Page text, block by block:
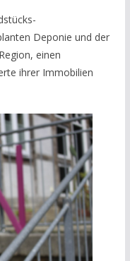
Deponie und der
einen
ihrer Immobilien